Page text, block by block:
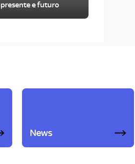
presente e futuro
News